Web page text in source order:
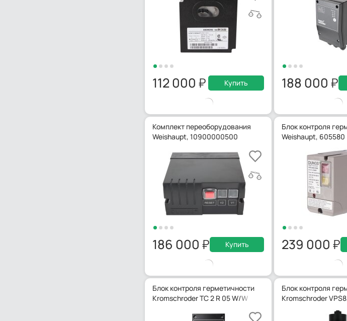
112 000 Купить 188 000
Комплект переоборудования
Weishaupt, 10900000500
186 000 Купить
Блок контроля
Weishaupt, 605580
239 000
Блок контроля герметичности
Kromschroder TC 2 R 05 W/W
Блок контроля
Kromschroder